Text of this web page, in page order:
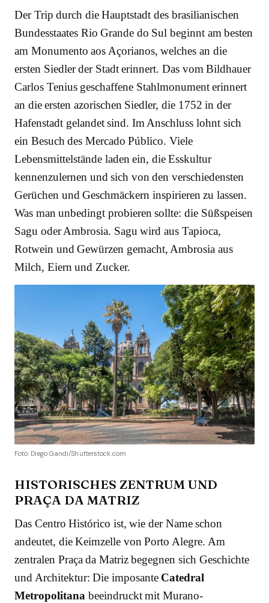
Der Trip durch die Hauptstadt des brasilianischen
Bundesstaates Rio Grande do Sul beginnt am besten
am Monumento aos Açorianos, welches an die
ersten Siedler der Stadt erinnert. Das vom Bildhauer
Carlos Tenius geschaffene Stahlmonument erinnert
an die ersten azorischen Siedler, die 1752 in der
Hafenstadt gelandet sind. Im Anschluss lohnt sich
ein Besuch des Mercado Público. Viele
Lebensmittelstände laden ein, die Esskultur
kennenzulernen und sich von den verschiedensten
Gerüchen und Geschmäckern inspirieren zu lassen.
Was man unbedingt probieren sollte: die Süßspeisen
Sagu oder Ambrosia. Sagu wird aus Tapioca,
Rotwein und Gewürzen gemacht, Ambrosia aus
Milch, Eiern und Zucker.
Foto: Diego Gandi/Shutterstock.com
HISTORISCHES ZENTRUM UND
PRAÇA DA MATRIZ
Das Centro Histórico ist, wie der Name schon
andeutet, die Keimzelle von Porto Alegre. Am
zentralen Praça da Matriz begegnen sich Geschichte
und Architektur: Die imposante Catedral
Metropolitana beeindruckt mit Murano-